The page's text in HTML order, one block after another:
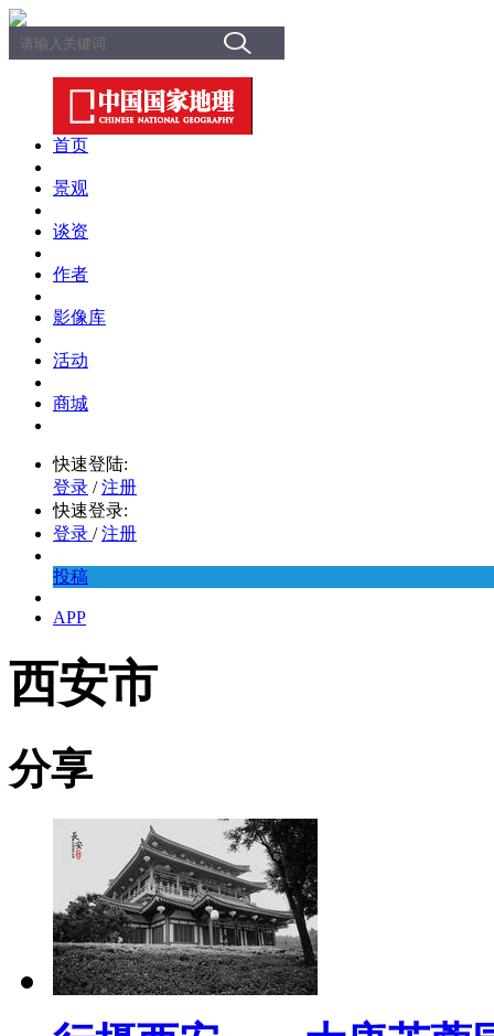
首页
景观
谈资
作者
影像库
活动
商城
快速登陆:
登录 / 注册
快速登录:
登录 / 注册
投稿
APP
西安市
分享